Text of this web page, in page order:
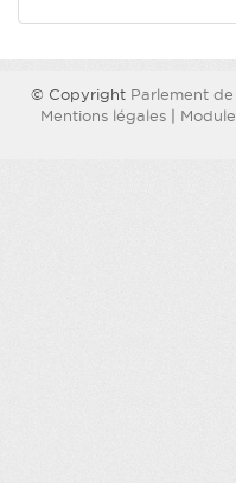
© Copyright Parlement
Mentions légales|